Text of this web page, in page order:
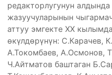
редакторлугунун
жазуучуларынын
аттуу эмгекте ХХ
өкүлдөрүнүн: С.Карачев,
А.Токомбаев, А.Осмонов,
Ч.Айтматов баштаган